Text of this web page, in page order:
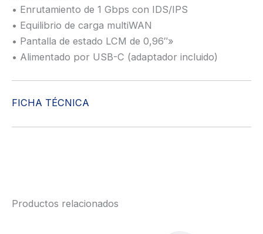
• Enrutamiento de 1 Gbps con IDS/IPS
• Equilibrio de carga multiWAN
• Pantalla de estado LCM de 0,96″»
• Alimentado por USB-C (adaptador incluido)
FICHA TÉCNICA
Productos relacionados